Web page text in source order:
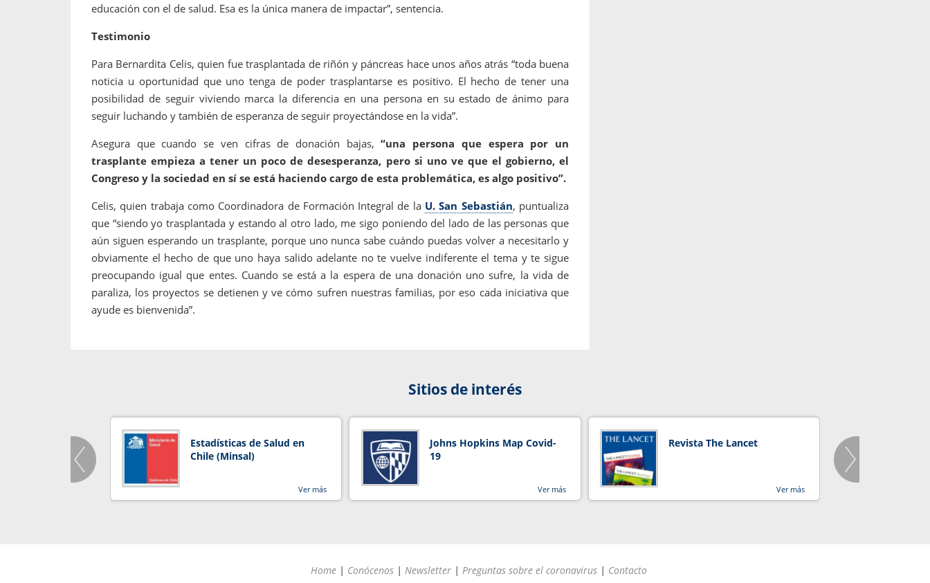
educación con el de salud. Esa es la única manera de impactar”, sentencia.
Testimonio
Para Bernardita Celis, quien fue trasplantada de riñón y páncreas hace unos años atrás “toda buena
noticia u oportunidad que uno tenga de poder trasplantarse es positivo. El hecho de tener una
posibilidad de seguir viviendo marca la diferencia en una persona en su estado de ánimo para
seguir luchando y también de esperanza de seguir proyectándose en la vida”.
Asegura que cuando se ven cifras de donación bajas,“una persona que espera por un
trasplante empieza a tener un poco de desesperanza, pero si uno ve que el gobierno, el
Congreso y la sociedad en sí se está haciendo cargo de esta problemática, es algo positivo”.
Celis, quien trabaja como Coordinadora de Formación Integral de la U. San Sebastián, puntualiza
que “siendo yo trasplantada y estando al otro lado, me sigo poniendo del lado de las personas que
aún siguen esperando un trasplante, porque uno nunca sabe cuándo puedas volver a necesitarlo y
obviamente el hecho de que uno haya salido adelante no te vuelve indiferente el tema y te sigue
preocupando igual que entes. Cuando se está a la espera de una donación uno sufre, la vida de
paraliza, los proyectos se detienen y ve cómo sufren nuestras familias, por eso cada iniciativa que
ayude es bienvenida”.
Sitios de interés
Estadísticas de Salud en
Chile (Minsal)
Ver más
Johns Hopkins Map Covid-
19
Ver más
Revista The Lancet
Ver más
Home | Conócenos | Newsletter | Preguntas sobre el coronavirus | Contacto